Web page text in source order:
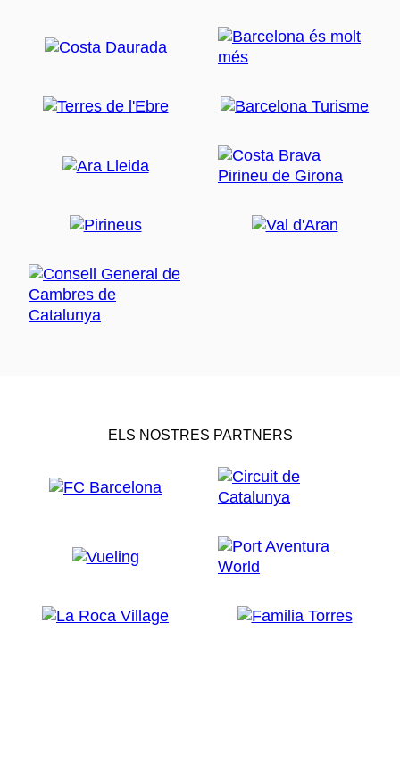
ELS NOSTRES PARTNERS